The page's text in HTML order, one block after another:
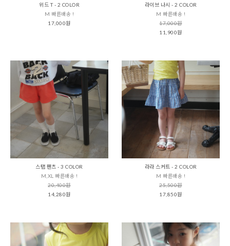
위드 T - 2 COLOR
M 빠른배송 !
17,000원
라이브 나시 - 2 COLOR
M 빠른배송 !
17,000원
11,900원
스탭 팬츠 - 3 COLOR
M,XL 빠른배송 !
20,400원
14,280원
라라 스커트 - 2 COLOR
M 빠른배송 !
25,500원
17,850원